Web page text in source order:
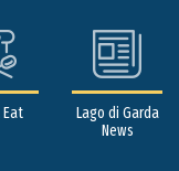
Eat
Lago di Garda
News